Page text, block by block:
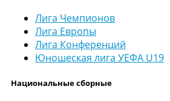
Лига Чемпионов
Лига Европы
Лига Конференций
Юношеская лига УЕФА U19
Национальные сборные